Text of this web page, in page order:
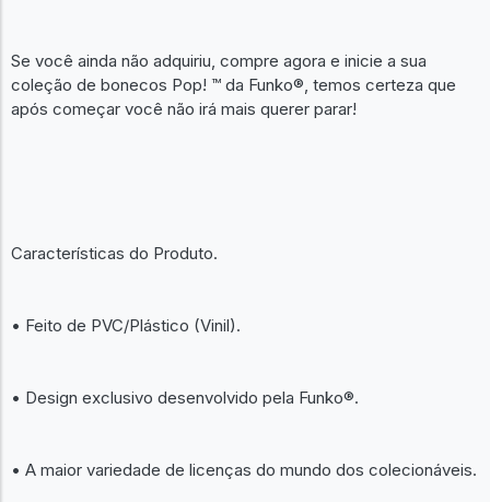
Se você ainda não adquiriu, compre agora e inicie a sua
coleção de bonecos Pop! ™ da Funko®, temos certeza que
após começar você não irá mais querer parar!
Características do Produto.
• Feito de PVC/Plástico (Vinil).
• Design exclusivo desenvolvido pela Funko®.
• A maior variedade de licenças do mundo dos colecionáveis.